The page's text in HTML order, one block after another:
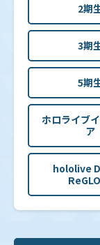
2期
3期
5期
ホロライブ
ア
hololive